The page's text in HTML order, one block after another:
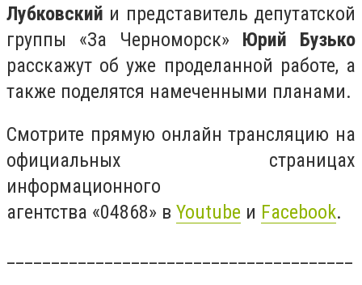
Лубковский и представитель депутатской
группы «За Черноморск» Юрий Бузько
расскажут об уже проделанной работе, а
также поделятся намеченными планами.
Смотрите прямую онлайн трансляцию на
официальных страницах
информационного
агентства «04868» в Youtube и Facebook.